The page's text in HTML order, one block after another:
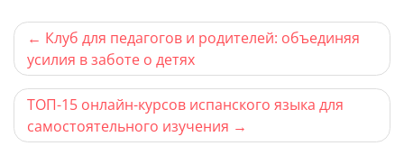
Навигация
по
записям
Клуб для педагогов и родителей: объединяя
усилия в заботе о детях
ТОП-15 онлайн-курсов испанского языка для
самостоятельного изучения